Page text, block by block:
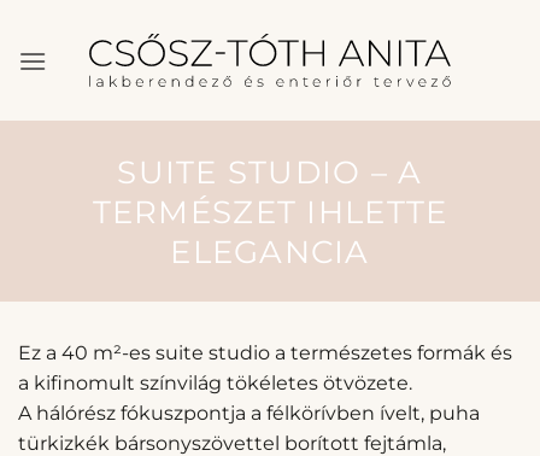
content
SUITE STUDIO – A
TERMÉSZET IHLETTE
ELEGANCIA
Ez a 40 m²-es suite studio a természetes formák és
a kifinomult színvilág tökéletes ötvözete.
A hálórész fókuszpontja a félkörívben ívelt, puha
türkizkék bársonyszövettel borított fejtámla,